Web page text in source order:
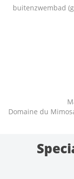
buitenzwembad
Domaine du